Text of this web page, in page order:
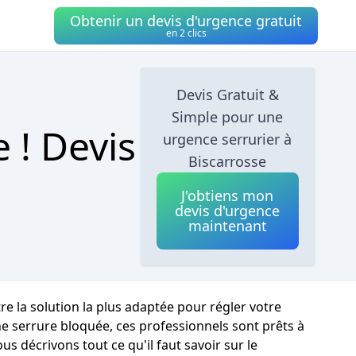
Obtenir un devis d'urgence gratuit
en 2 clics
! Devis
Devis Gratuit &
Simple pour une
urgence serrurier à
Biscarrosse
J'obtiens mon
devis d'urgence
maintenant
la solution la plus adaptée pour régler votre
serrure bloquée, ces professionnels sont prêts à
décrivons tout ce qu'il faut savoir sur le